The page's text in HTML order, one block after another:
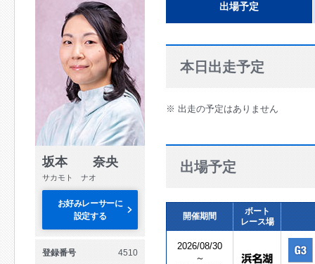
坂本 奈央
サカモト ナオ
お好みレーサーに
設定する
登録番号 4510
出場予定
本日出走予定
※ 出走の予定はありません
出場予定
開催期間
ボート
レース場
2026/08/30
～